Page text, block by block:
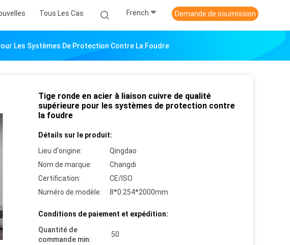
Tous Les Cas French Demande de soumission
Les Systèmes De Protection Contre La Foudre
Tige ronde en acier à liaison cuivre de qualité
supérieure pour les systèmes de protection contre
la foudre
Détails sur le produit:
Lieu d'origine:
Qingdao
Nom de marque:
Changdi
Certification:
CE/ISO
Numéro de modèle:
8*0.254*2000mm
Conditions de paiement et expédition:
Quantité de
commande min:
50